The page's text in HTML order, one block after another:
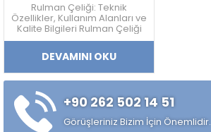
Rulman Çeliği: Teknik
Özellikler, Kullanım Alanları ve
Kalite Bilgileri Rulman Çeliği
Nedir? Rulman çeliği; yüksek
sertlik, aşınma dayanımı,
yorulma direnci ve boyutsal
kararlılık gerektiren
uygulamalarda kullanılan
yüksek karbonlu krom
alaşımlı özel çelik türüdür.
Özellikle rulman, bilya,
makaralı rulman elemanları,
DEVAMINI OKU
+90 262 502 14 51
Görüşleriniz Bizim İçin Önemlidir.